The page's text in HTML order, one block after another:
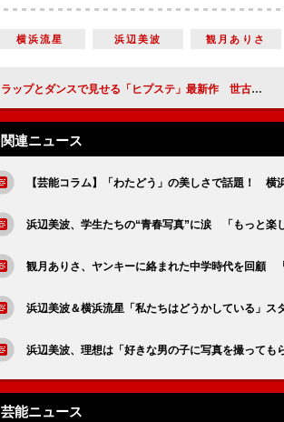
横浜流星 浜辺美波 観月ありさ
ラップとダンスで見せる「ヒプステ」最新作 世古口凌「配信先まで響かせます！」
関連ニュース
【芸能コラム】「わたどう」の美しさで話題！ 横
浜辺美波、学生たちの“青春写真”に涙 「もっと楽
観月ありさ、ヤンキーに絡まれた中学時代を回顧
浜辺美波＆横浜流星「私たちはどうかしている」
浜辺美波、理想は「好きな男の子に写真を撮って
芸能ニュース